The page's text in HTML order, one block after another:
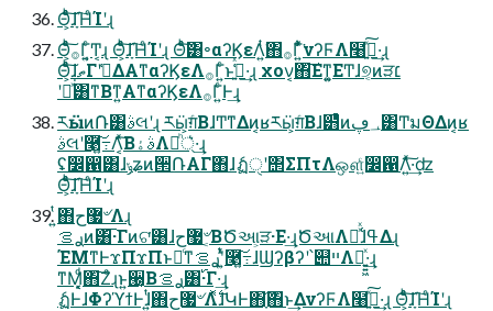
Θ͕ͨͨͪ͠ɺָ͠ΉͨΊʹɻ
Θ͕ͨͨͪ͠࡞Γ͍͔ͨͲ͏͔ɻ Θ͕ͨͨͪ͠ɺָ͠ΉͨΊʹɻ Θͨͨͪ͠͸৽αʔϏεΛ͍ͭ͘΋࡞Γ͍͋͛ͯ͘νʔϜΛ໨ࢦ͍ͯ͠·͢ɻ
Θ͕ͨͨͪ͠ɺތΓʹࢥ͑ΔΑ͏ͳαʔϏεΛ࡞Γ͍ͨͱߟ͍͑ͯ·͢ɻ χον͔΋͠Εͳ͍͚ΕͲɺ୭͔ͷੜ׆
ʹແͯ͘͸ͳΒͳ͍Α͏ͳαʔϏεΛ࡞Γ͍ͨͰ͢ɻ
རӹͷ݁Ռ͸ࣄલʹɻ རӹ͕ग़ͨΒɺͲ͏ͳΔͷ͔ʁརӹ͕ग़ͨΒɺ๻ͨͪͷ؀ڥ͸Ͳ͏มΘΔͷ͔ʁ
ࣄલʹ࿩͠߹͍Λ͔ͯ͠ΒࣄۀΛ্ཱͪ͛·͢ɻ
ʢ෼഑͸ɺݸʑͷ੒ՌΑΓ΋ɺެฏੑʹ΢ΣΠτΛஔ͍ͨ෼഑Λ͍ͯ͠·͢ʣ
Θ͕ͨͨͪ͠ɺָ͠ΉͨΊʹɻ
͍ͭ΋޷ح৺Λɻ
ࢪࡦͷ͸͡·Γͷଟ͘͸ɺ޷ح৺͔ΒԾઆ͕ੜ·Ε·͢ɻԾઆΛཱͯͯɺߟ͑Δɻ
ΈΜͳͰϫΠϫΠͱ৽ͨͳࢪࡦʹ͍ͭͯ࿩͠߹͍ɺϢʔβʔʹ՝୊ײΛฉ͍͍͖ͯ·͢ɻ
ͳΜ͔͓ͩ΋͠Ζͦ͏ɻͱ͍͏੠͔Βࢪࡦ͸࢝·Γ·͢ɻ
ެฏͰɺΦʔϓϯͰɺ͍ͭ΋޷ح৺Λ࣋ͬͯɺԿͰ΋ָ͠΋͏ͱ͢ΔνʔϜΛ໨ࢦ͍ͯ͠·͢ɻ Θ͕ͨͨͪ͠ɺָ͠ΉͨΊʹɻ